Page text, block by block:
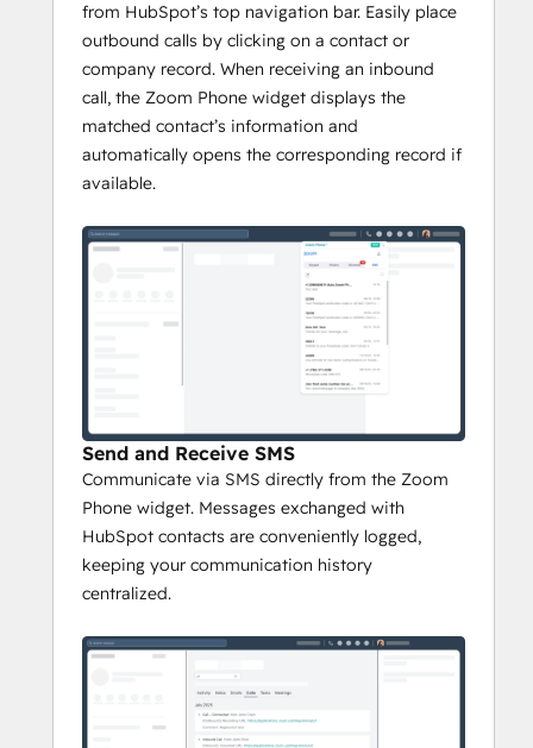
from HubSpot’s top navigation bar. Easily place
outbound calls by clicking on a contact or
company record. When receiving an inbound
call, the Zoom Phone widget displays the
matched contact’s information and
automatically opens the corresponding record if
available.
Send and Receive SMS
Communicate via SMS directly from the Zoom
Phone widget. Messages exchanged with
HubSpot contacts are conveniently logged,
keeping your communication history
centralized.